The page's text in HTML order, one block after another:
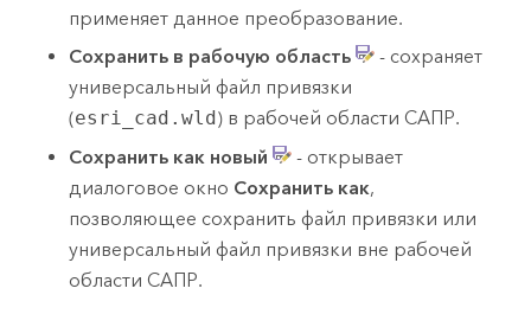
применяет данное преобразование.
Сохранить в рабочую область
- сохраняет
универсальный файл привязки
(esri_cad.wld ) в рабочей области САПР.
Сохранить как новый
- открывает
диалоговое окно Сохранить как,
позволяющее сохранить файл привязки или
универсальный файл привязки вне рабочей
области САПР.